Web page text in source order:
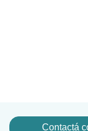
Contactá